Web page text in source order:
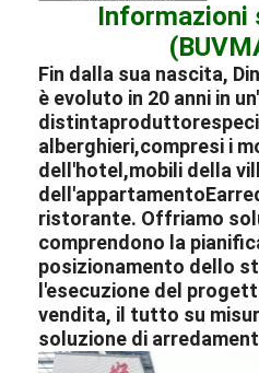
Informazioni
Fin dalla sua nascita,
è evoluto in 20 anni in
distintaproduttore
alberghieri,compresi i
dell'hotel ,mobili della
dell'appartamentoE
ristorante. Offriamo
comprendono la
posizionamento dello
l'esecuzione del
vendita, il tutto su
soluzione di